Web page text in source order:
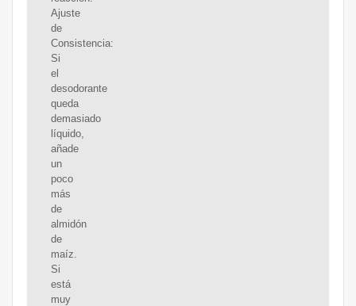
Ajuste
de
Consistencia:
Si
el
desodorante
queda
demasiado
líquido,
añade
un
poco
más
de
almidón
de
maíz.
Si
está
muy